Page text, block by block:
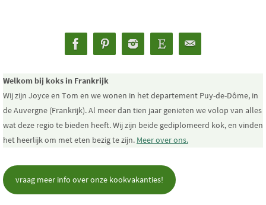
Welkom bij koks in Frankrijk
Wij zijn Joyce en Tom en we wonen in het departement Puy-de-Dôme, in
de Auvergne (Frankrijk). Al meer dan tien jaar genieten we volop van alles
wat deze regio te bieden heeft. Wij zijn beide gediplomeerd kok, en vinden
het heerlijk om met eten bezig te zijn. Meer over ons.
vraag meer info over onze kookvakanties!